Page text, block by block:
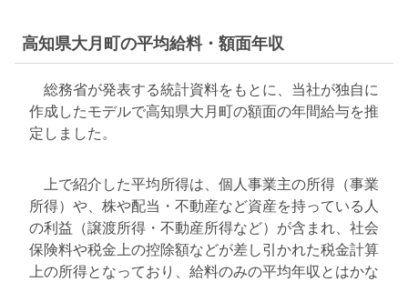
高知県大月町の平均給料・額面年収
総務省が発表する統計資料をもとに、当社が独自に
作成したモデルで高知県大月町の額面の年間給与を推
定しました。
上で紹介した平均所得は、個人事業主の所得（事業
所得）や、株や配当・不動産など資産を持っている人
の利益（譲渡所得・不動産所得など）が含まれ、社会
保険料や税金上の控除額などが差し引かれた税金計算
上の所得となっており、給料のみの平均年収とはかな